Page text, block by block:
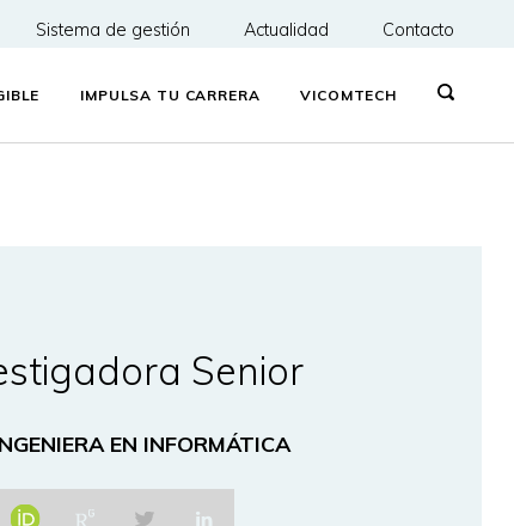
Sistema de gestión Actualidad Contacto
IMPULSA TU CARRERA VICOMTECH
Senior
EN INFORMÁTICA